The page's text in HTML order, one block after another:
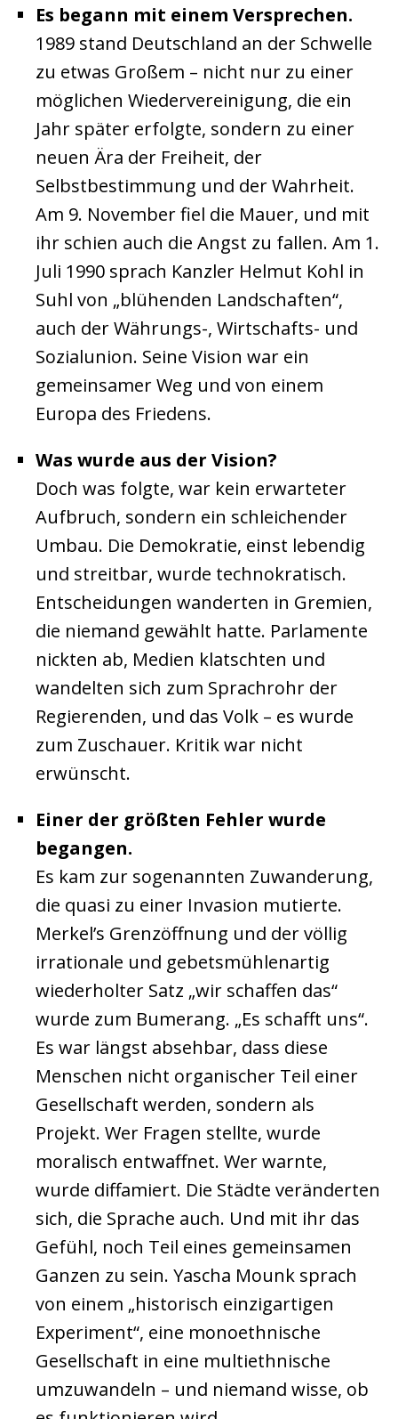
Es begann mit einem Versprechen.
1989 stand Deutschland an der Schwelle
zu etwas Großem – nicht nur zu einer
möglichen Wiedervereinigung, die ein
Jahr später erfolgte, sondern zu einer
neuen Ära der Freiheit, der
Selbstbestimmung und der Wahrheit.
Am 9. November fiel die Mauer, und mit
ihr schien auch die Angst zu fallen. Am 1.
Juli 1990 sprach Kanzler Helmut Kohl in
Suhl von „blühenden Landschaften“,
auch der Währungs-, Wirtschafts- und
Sozialunion. Seine Vision war ein
gemeinsamer Weg und von einem
Europa des Friedens.
Was wurde aus der Vision?
Doch was folgte, war kein erwarteter
Aufbruch, sondern ein schleichender
Umbau. Die Demokratie, einst lebendig
und streitbar, wurde technokratisch.
Entscheidungen wanderten in Gremien,
die niemand gewählt hatte. Parlamente
nickten ab, Medien klatschten und
wandelten sich zum Sprachrohr der
Regierenden, und das Volk – es wurde
zum Zuschauer. Kritik war nicht
erwünscht.
Einer der größten Fehler wurde
begangen.
Es kam zur sogenannten Zuwanderung,
die quasi zu einer Invasion mutierte.
Merkel’s Grenzöffnung und der völlig
irrationale und gebetsmühlenartig
wiederholter Satz „wir schaffen das“
wurde zum Bumerang. „Es schafft uns“.
Es war längst absehbar, dass diese
Menschen nicht organischer Teil einer
Gesellschaft werden, sondern als
Projekt. Wer Fragen stellte, wurde
moralisch entwaffnet. Wer warnte,
wurde diffamiert. Die Städte veränderten
sich, die Sprache auch. Und mit ihr das
Gefühl, noch Teil eines gemeinsamen
Ganzen zu sein. Yascha Mounk sprach
von einem „historisch einzigartigen
Experiment“, eine monoethnische
Gesellschaft in eine multiethnische
umzuwandeln – und niemand wisse, ob